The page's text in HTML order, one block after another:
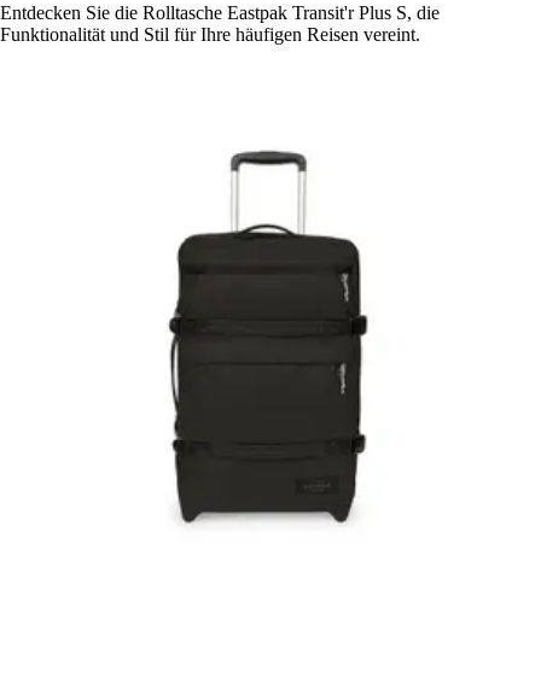
Entdecken Sie die Rolltasche Eastpak Transit'r Plus S, die
Funktionalität und Stil für Ihre häufigen Reisen vereint.